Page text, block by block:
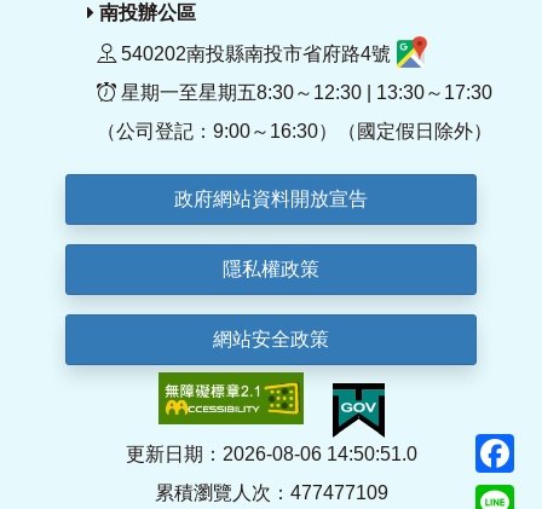
南投辦公區
540202南投縣南投市省府路4號
星期一至星期五8:30～12:30 | 13:30～17:30
（公司登記：9:00～16:30）（國定假日除外）
政府網站資料開放宣告
隱私權政策
網站安全政策
更新日期：2026-08-06 14:50:51.0
累積瀏覽人次：477477109